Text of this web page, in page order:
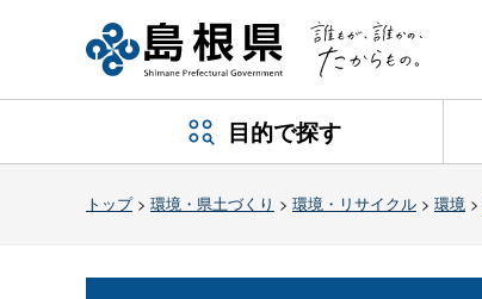
目的で探す
トップ> 環境・県土づくり > 環境・リサイクル > 環境 >